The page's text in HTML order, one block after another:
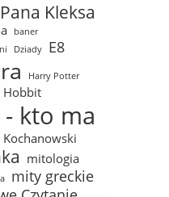
Kleksa
baner
Dziady E8
Harry Potter
Hobbit
- kto ma
Kochanowski
mitologia
mity greckie